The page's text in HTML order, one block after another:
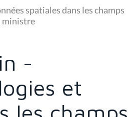
spatiales dans les champs
ministre
-
et